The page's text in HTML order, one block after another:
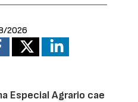
2026
Especial Agrario cae